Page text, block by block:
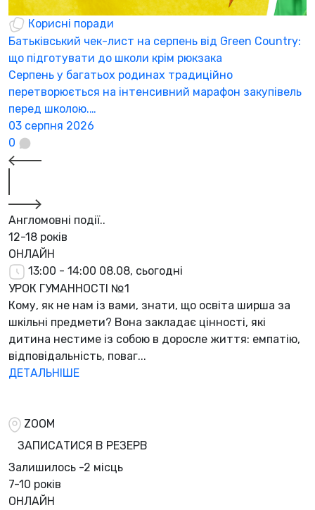
Корисні поради
Батьківський чек-лист на серпень від Green Country:
що підготувати до школи крім рюкзака
Серпень у багатьох родинах традиційно
перетворюється на інтенсивний марафон закупівель
перед школою.…
03 серпня 2026
0
Англомовні події..
12-18 років
ОНЛАЙН
13:00 - 14:00 08.08, сьогодні
УРОК ГУМАННОСТІ №1
Кому, як не нам із вами, знати, що освіта ширша за
шкільні предмети? Вона закладає цінності, які
дитина нестиме із собою в доросле життя: емпатію,
відповідальність, поваг...
ДЕТАЛЬНІШЕ
ZOOM
ЗАПИСАТИСЯ В РЕЗЕРВ
Залишилось -2 місць
7-10 років
ОНЛАЙН